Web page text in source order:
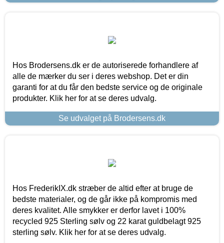
Hos Brodersens.dk er de autoriserede forhandlere af
alle de mærker du ser i deres webshop. Det er din
garanti for at du får den bedste service og de originale
produkter. Klik her for at se deres udvalg.
Se udvalget på Brodersens.dk
Hos FrederikIX.dk stræber de altid efter at bruge de
bedste materialer, og de går ikke på kompromis med
deres kvalitet. Alle smykker er derfor lavet i 100%
recycled 925 Sterling sølv og 22 karat guldbelagt 925
sterling sølv. Klik her for at se deres udvalg.